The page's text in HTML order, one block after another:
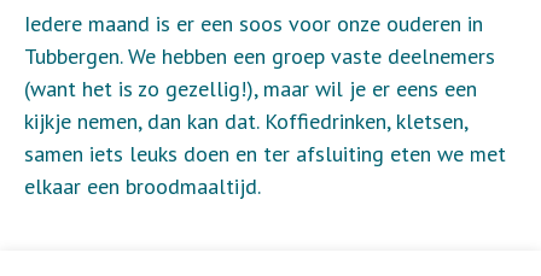
Iedere maand is er een soos voor onze ouderen in
Tubbergen. We hebben een groep vaste deelnemers
(want het is zo gezellig!), maar wil je er eens een
kijkje nemen, dan kan dat. Koffiedrinken, kletsen,
samen iets leuks doen en ter afsluiting eten we met
elkaar een broodmaaltijd.